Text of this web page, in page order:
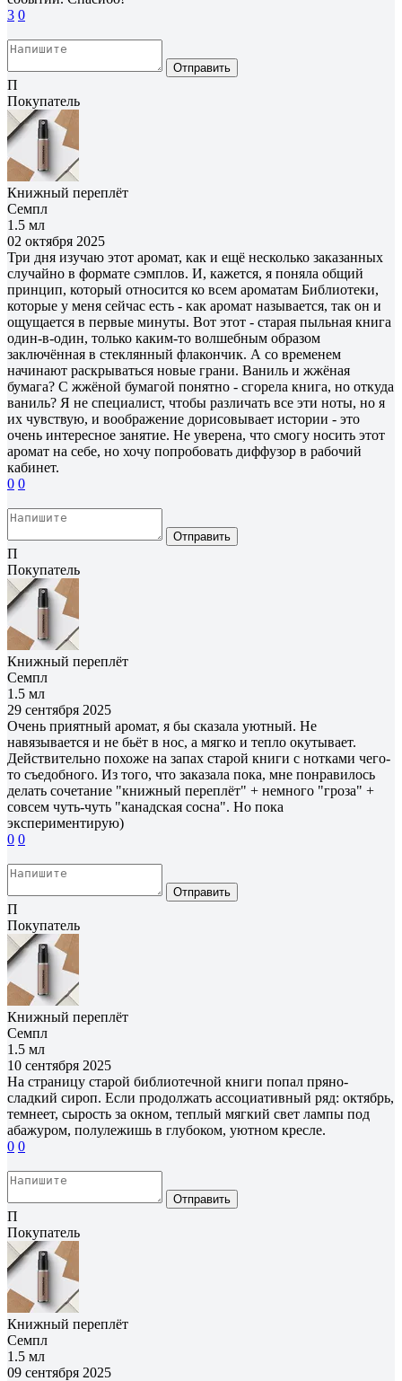
3 0
Отправить
П
Покупатель
Книжный переплёт
Семпл
1.5 мл
02 октября 2025
Три дня изучаю этот аромат, как и ещё несколько заказанных
случайно в формате сэмплов. И, кажется, я поняла общий
принцип, который относится ко всем ароматам Библиотеки,
которые у меня сейчас есть - как аромат называется, так он и
ощущается в первые минуты. Вот этот - старая пыльная книга
один-в-один, только каким-то волшебным образом
заключённая в стеклянный флакончик. А со временем
начинают раскрываться новые грани. Ваниль и жжёная
бумага? С жжёной бумагой понятно - сгорела книга, но откуда
ваниль? Я не специалист, чтобы различать все эти ноты, но я
их чувствую, и воображение дорисовывает истории - это
очень интересное занятие. Не уверена, что смогу носить этот
аромат на себе, но хочу попробовать диффузор в рабочий
кабинет.
0 0
Отправить
П
Покупатель
Книжный переплёт
Семпл
1.5 мл
29 сентября 2025
Очень приятный аромат, я бы сказала уютный. Не
навязывается и не бьёт в нос, а мягко и тепло окутывает.
Действительно похоже на запах старой книги с нотками чего-
то съедобного. Из того, что заказала пока, мне понравилось
делать сочетание "книжный переплёт" + немного "гроза" +
совсем чуть-чуть "канадская сосна". Но пока
экспериментирую)
0 0
Отправить
П
Покупатель
Книжный переплёт
Семпл
1.5 мл
10 сентября 2025
На страницу старой библиотечной книги попал пряно-
сладкий сироп. Если продолжать ассоциативный ряд: октябрь,
темнеет, сырость за окном, теплый мягкий свет лампы под
абажуром, полулежишь в глубоком, уютном кресле.
0 0
Отправить
П
Покупатель
Книжный переплёт
Семпл
1.5 мл
09 сентября 2025